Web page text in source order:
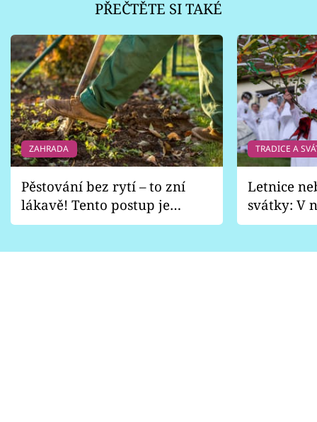
PŘEČTĚTE SI TAKÉ
ZAHRADA
Pěstování bez rytí – to zní
lákavě! Tento postup je
vhodný jen pro některé
TRADICE A
Letnice
svátky: V
pondělí